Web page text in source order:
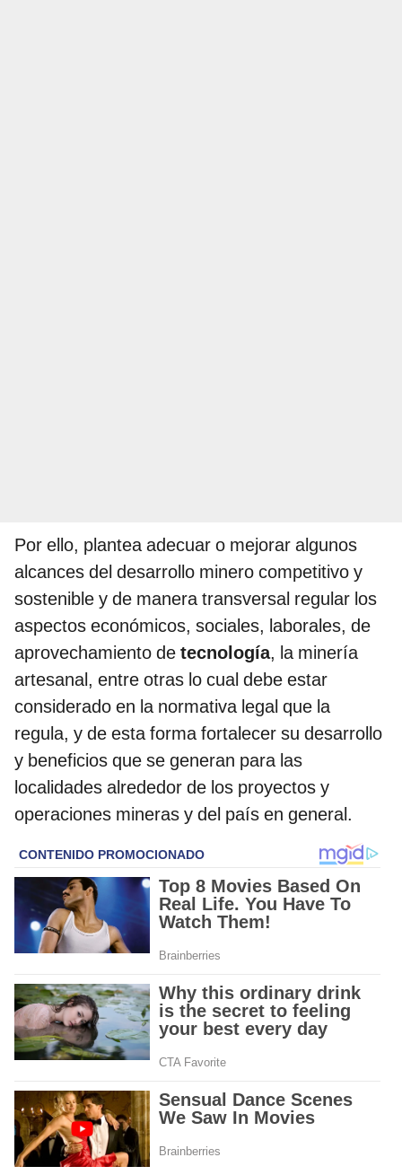
Por ello, plantea adecuar o mejorar algunos
alcances del desarrollo minero competitivo y
sostenible y de manera transversal regular los
aspectos económicos, sociales, laborales, de
aprovechamiento de tecnología, la minería
artesanal, entre otras lo cual debe estar
considerado en la normativa legal que la
regula, y de esta forma fortalecer su desarrollo
y beneficios que se generan para las
localidades alrededor de los proyectos y
operaciones mineras y del país en general.